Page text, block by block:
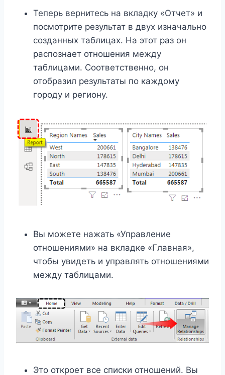
Теперь вернитесь на вкладку «Отчет» и
посмотрите результат в двух изначально
созданных таблицах. На этот раз он
распознает отношения между
таблицами. Соответственно, он
отобразил результаты по каждому
городу и региону.
Вы можете нажать «Управление
отношениями» на вкладке «Главная»,
чтобы увидеть и управлять отношениями
между таблицами.
Это откроет все списки отношений. Вы